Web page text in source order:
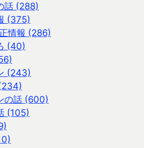
話 (288)
(375)
情報 (286)
(40)
(243)
の話 (600)
(105)